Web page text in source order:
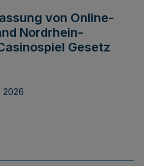
von Online-
Nordrhein-
Gesetz
2026